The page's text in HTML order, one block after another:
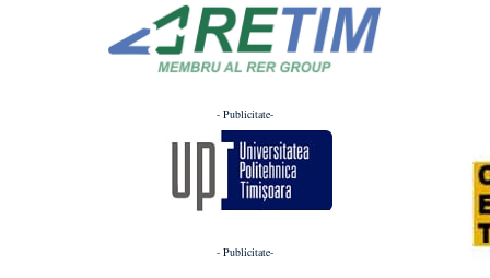
- Publicitate-
- Publicitate-